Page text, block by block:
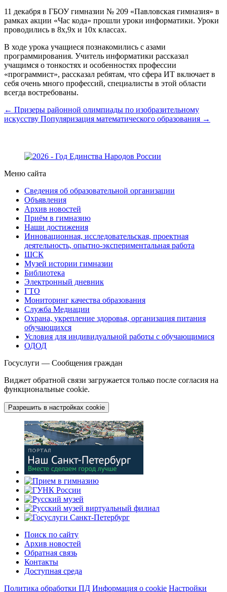
11 декабря в ГБОУ гимназии № 209 «Павловская гимназия» в
рамках акции «Час кода» прошли уроки информатики. Уроки
проводились в 8х,9х и 10х классах.
В ходе урока учащиеся познакомились с азами
программирования. Учитель информатики рассказал
учащимся о тонкостях и особенностях профессии
«программист», рассказал ребятам, что сфера ИТ включает в
себя очень много профессий, специалисты в этой области
всегда востребованы.
← Призеры районной олимпиады по изобразительному
искусству Популяризация математического образования →
Меню сайта
Сведения об образовательной организации
Объявления
Архив новостей
Приём в гимназию
Наши достижения
Инновационная, исследовательская, проектная
деятельность, опытно-экспериментальная работа
ШСК
Музей истории гимназии
Библиотека
Электронный дневник
ГТО
Мониторинг качества образования
Служба Медиации
Охрана, укрепление здоровья, организация питания
обучающихся
Условия для индивидуальной работы с обучающимися
ОДОД
Госуслуги — Сообщения граждан
Виджет обратной связи загружается только после согласия на
функциональные cookie.
Разрешить в настройках cookie
Поиск по сайту
Архив новостей
Обратная связь
Контакты
Доступная среда
Политика обработки ПД Информация о cookie Настройки